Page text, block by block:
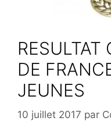
DE
JEUNES
10 juillet 2017 par